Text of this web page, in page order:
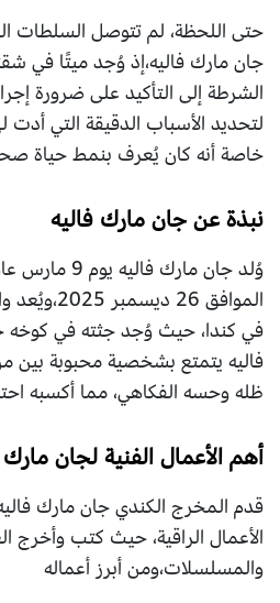
حتى اللحظة، لم تتوصل السلطات
جان مارك فاليه،إذ وُجد ميتًا في
الشرطة إلى التأكيد على ضرورة
لتحديد الأسباب الدقيقة التي أدت
خاصة أنه كان يُعرف بنمط حياة
نبذة عن جان مارك فاليه
الموافق 26
في كندا، حيث وُجد جثته في كوخه
فاليه يتمتع بشخصية محبوبة
ظله وحسه الفكاهي، مما أكسبه
أهم الأعمال الفنية لجان مارك
قدم المخرج الكندي جان مارك
الأعمال الراقية، حيث كتب وأخرج
والمسلسلات،ومن أبرز أعماله